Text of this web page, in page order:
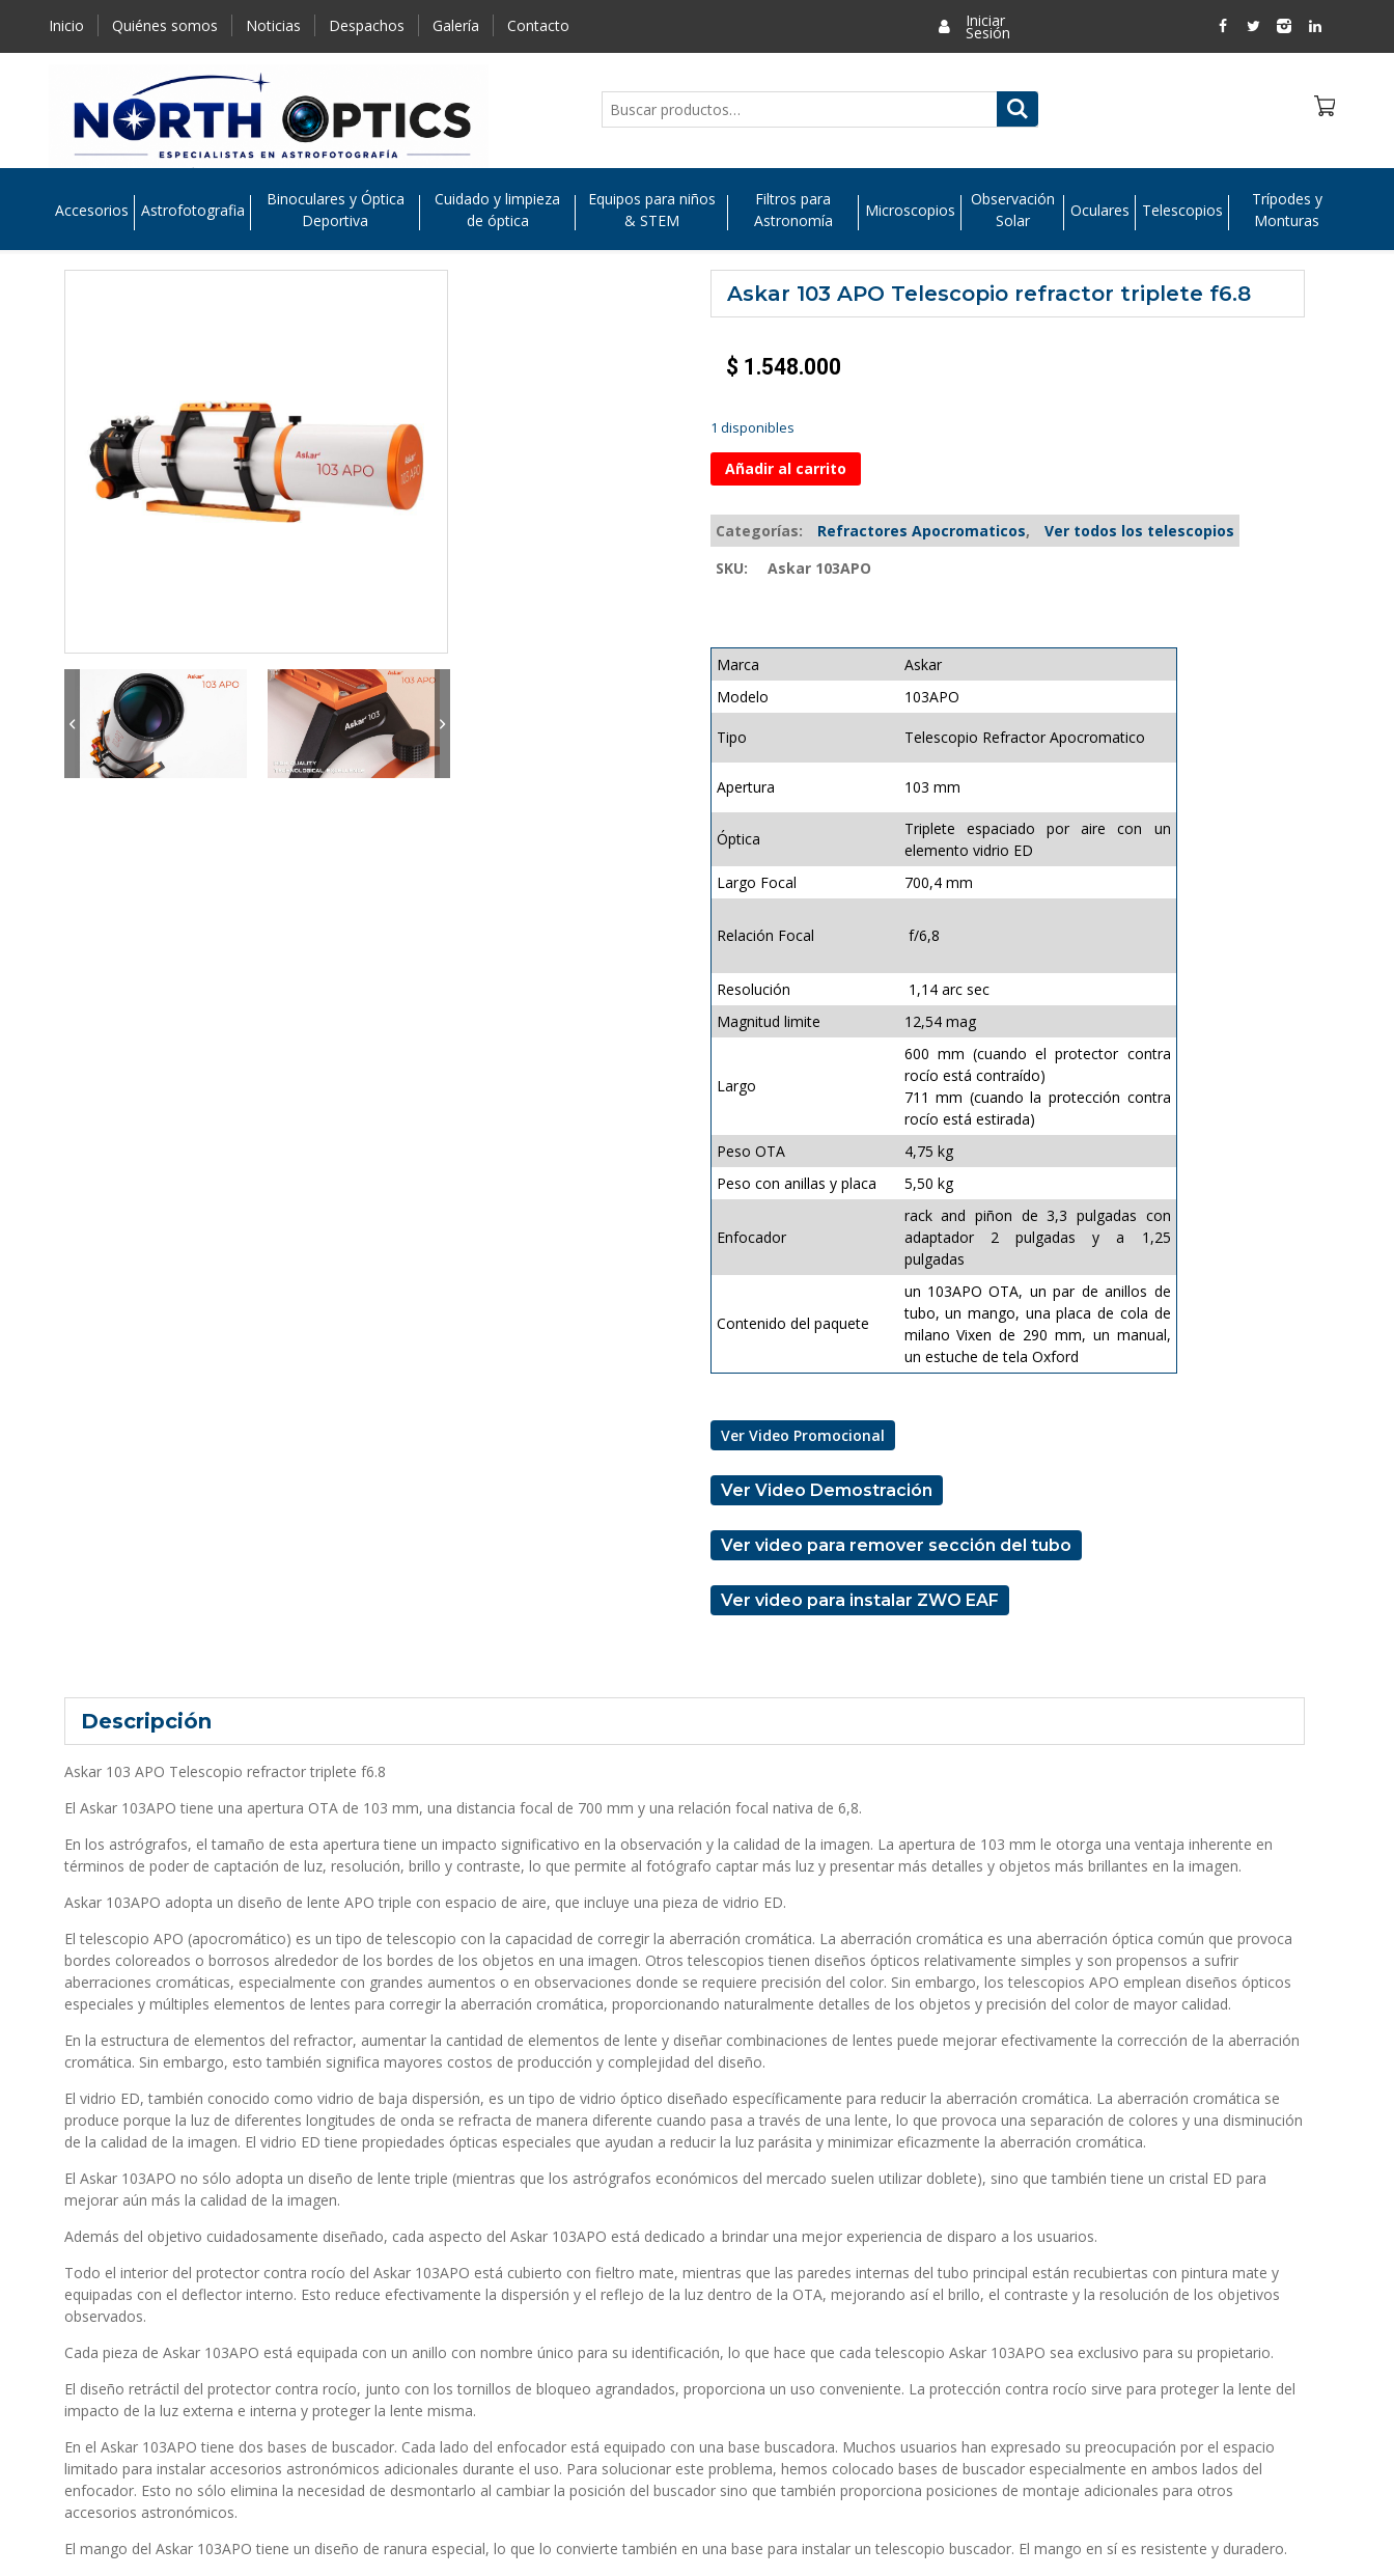
Inicio Quiénes somos Noticias Despachos Galería Contacto Iniciar
Sesión
Accesorios Astrofotografia
Binoculares y Óptica
Deportiva
Cuidado y limpieza
de óptica
Equipos para niños
& STEM
Filtros para
Astronomía
Microscopios
Observación
Solar
Oculares Telescopios
Trípodes y
Monturas
Askar 103 APO Telescopio refractor triplete f6.8
$ 1.548.000
1 disponibles
Añadir al carrito
Categorías: Refractores Apocromaticos,
Ver todos los telescopios
SKU:
Askar 103APO
Marca
Askar
Modelo
103APO
Tipo Telescopio Refractor Apocromatico
Apertura 103 mm
Óptica
Triplete espaciado por aire con un
elemento vidrio ED
Largo Focal
700,4 mm
Relación Focal f/6,8
Resolución
1,14 arc sec
Magnitud limite
12,54 mag
Largo
600 mm (cuando el protector contra
rocío está contraído)
711 mm (cuando la protección contra
rocío está estirada)
Peso OTA
4,75 kg
Peso con anillas y placa
5,50 kg
Enfocador
rack and piñon de 3,3 pulgadas con
adaptador 2 pulgadas y a 1,25
pulgadas
Contenido del paquete
un 103APO OTA, un par de anillos de
tubo, un mango, una placa de cola de
milano Vixen de 290 mm, un manual,
un estuche de tela Oxford
Ver Video Promocional
Ver Video Demostración
Ver video para remover sección del tubo
Ver video para instalar ZWO EAF
Descripción
Askar 103 APO Telescopio refractor triplete f6.8
El Askar 103APO tiene una apertura OTA de 103 mm, una distancia focal de 700 mm y una relación focal nativa de 6,8.
En los astrógrafos, el tamaño de esta apertura tiene un impacto significativo en la observación y la calidad de la imagen. La apertura de 103 mm le otorga una ventaja inherente en
términos de poder de captación de luz, resolución, brillo y contraste, lo que permite al fotógrafo captar más luz y presentar más detalles y objetos más brillantes en la imagen.
Askar 103APO adopta un diseño de lente APO triple con espacio de aire, que incluye una pieza de vidrio ED.
El telescopio APO (apocromático) es un tipo de telescopio con la capacidad de corregir la aberración cromática. La aberración cromática es una aberración óptica común que provoca
bordes coloreados o borrosos alrededor de los bordes de los objetos en una imagen. Otros telescopios tienen diseños ópticos relativamente simples y son propensos a sufrir
aberraciones cromáticas, especialmente con grandes aumentos o en observaciones donde se requiere precisión del color. Sin embargo, los telescopios APO emplean diseños ópticos
especiales y múltiples elementos de lentes para corregir la aberración cromática, proporcionando naturalmente detalles de los objetos y precisión del color de mayor calidad.
En la estructura de elementos del refractor, aumentar la cantidad de elementos de lente y diseñar combinaciones de lentes puede mejorar efectivamente la corrección de la aberración
cromática. Sin embargo, esto también significa mayores costos de producción y complejidad del diseño.
El vidrio ED, también conocido como vidrio de baja dispersión, es un tipo de vidrio óptico diseñado específicamente para reducir la aberración cromática. La aberración cromática se
produce porque la luz de diferentes longitudes de onda se refracta de manera diferente cuando pasa a través de una lente, lo que provoca una separación de colores y una disminución
de la calidad de la imagen. El vidrio ED tiene propiedades ópticas especiales que ayudan a reducir la luz parásita y minimizar eficazmente la aberración cromática.
El Askar 103APO no sólo adopta un diseño de lente triple (mientras que los astrógrafos económicos del mercado suelen utilizar doblete), sino que también tiene un cristal ED para
mejorar aún más la calidad de la imagen.
Además del objetivo cuidadosamente diseñado, cada aspecto del Askar 103APO está dedicado a brindar una mejor experiencia de disparo a los usuarios.
Todo el interior del protector contra rocío del Askar 103APO está cubierto con fieltro mate, mientras que las paredes internas del tubo principal están recubiertas con pintura mate y
equipadas con el deflector interno. Esto reduce efectivamente la dispersión y el reflejo de la luz dentro de la OTA, mejorando así el brillo, el contraste y la resolución de los objetivos
observados.
Cada pieza de Askar 103APO está equipada con un anillo con nombre único para su identificación, lo que hace que cada telescopio Askar 103APO sea exclusivo para su propietario.
El diseño retráctil del protector contra rocío, junto con los tornillos de bloqueo agrandados, proporciona un uso conveniente. La protección contra rocío sirve para proteger la lente del
impacto de la luz externa e interna y proteger la lente misma.
En el Askar 103APO tiene dos bases de buscador. Cada lado del enfocador está equipado con una base buscadora. Muchos usuarios han expresado su preocupación por el espacio
limitado para instalar accesorios astronómicos adicionales durante el uso. Para solucionar este problema, hemos colocado bases de buscador especialmente en ambos lados del
enfocador. Esto no sólo elimina la necesidad de desmontarlo al cambiar la posición del buscador sino que también proporciona posiciones de montaje adicionales para otros
accesorios astronómicos.
El mango del Askar 103APO tiene un diseño de ranura especial, lo que lo convierte también en una base para instalar un telescopio buscador. El mango en sí es resistente y duradero.